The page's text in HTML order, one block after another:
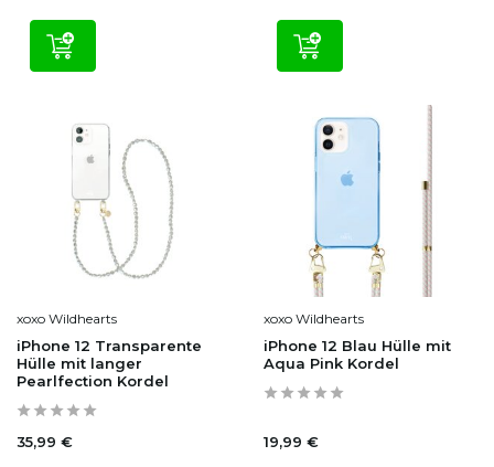
xoxo Wildhearts
iPhone 12 Transparente
Hülle mit langer
Pearlfection Kordel
35,99 €
xoxo Wildhearts
iPhone 12 Blau Hülle mit
Aqua Pink Kordel
19,99 €